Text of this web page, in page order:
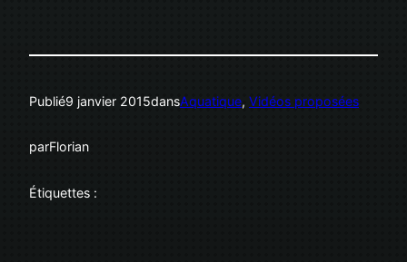
Publié9 janvier 2015dansAquatique, Vidéos proposées
parFlorian
Étiquettes :